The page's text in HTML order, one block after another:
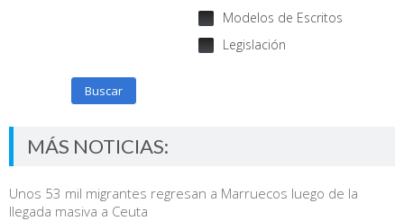
Modelos de Escritos
Legislación
Buscar
MÁS NOTICIAS:
Unos 53 mil migrantes regresan a Marruecos luego de la
llegada masiva a Ceuta